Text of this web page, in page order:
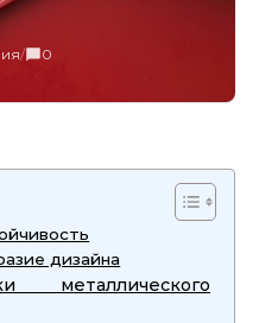
/ 0
дизайна
металлического